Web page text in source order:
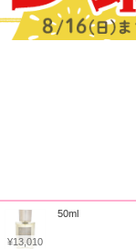
¥13,010
50ml